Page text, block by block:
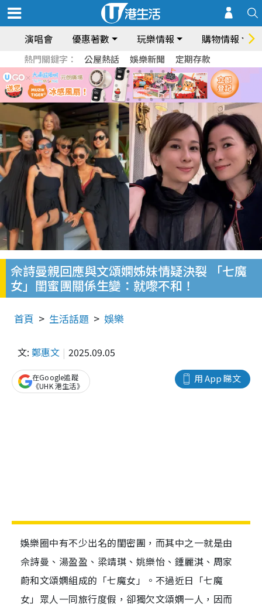
演唱會 優惠著數 玩樂情報 購物情報
熱門關鍵字： 公屋熱話 娛樂新聞 定期存款
佘詩曼親回應與文頌嫻姊妹情疑決裂 「七魔
女」閨蜜團關係生變：就嚟不和！
首頁 生活話題 娛樂
文: 鄭惠文 2025.09.05
用 App 睇文
在Google追蹤
《UHK 港生活》
娛樂圈中有不少出名的閨密團，而其中之一就是由
佘詩曼、湯盈盈、梁靖琪、姚樂怡、鍾麗淇、周家
蔚和文頌嫻組成的「七魔女」。不過近日「七魔
女」眾人一同旅行度假，卻獨欠文頌嫻一人，因而